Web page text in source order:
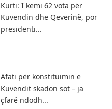
Kurti: I kemi 62 vota për
Kuvendin dhe Qeverinë, por
presidenti...
Afati për konstituimin e
Kuvendit skadon sot – ja
çfarë ndodh...